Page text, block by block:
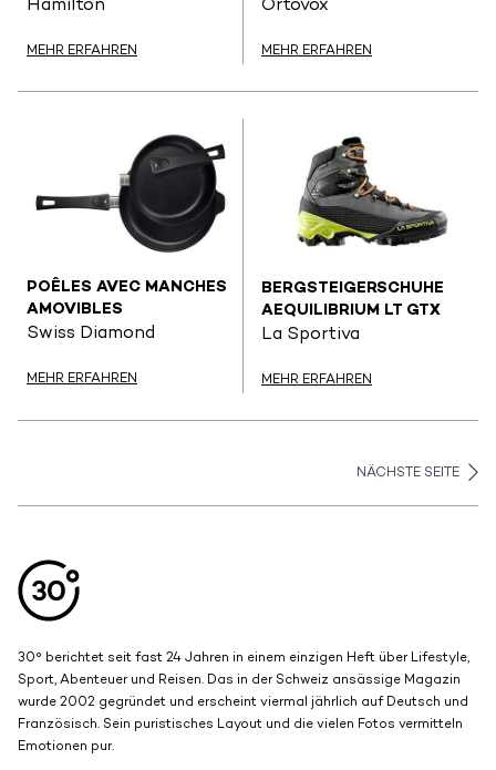
Hamilton
MEHR ERFAHREN
Ortovox
MEHR ERFAHREN
POÊLES AVEC MANCHES
AMOVIBLES
Swiss Diamond
MEHR ERFAHREN
BERGSTEIGERSCHUHE
AEQUILIBRIUM LT GTX
La Sportiva
MEHR ERFAHREN
NÄCHSTE SEITE
30° berichtet seit fast 24 Jahren in einem einzigen Heft über Lifestyle,
Sport, Abenteuer und Reisen. Das in der Schweiz ansässige Magazin
wurde 2002 gegründet und erscheint viermal jährlich auf Deutsch und
Französisch. Sein puristisches Layout und die vielen Fotos vermitteln
Emotionen pur.